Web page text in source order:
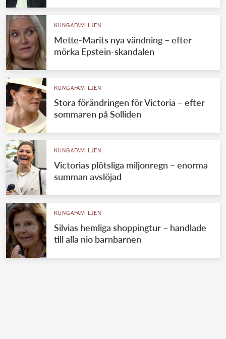
KUNGAFAMILJEN
Mette-Marits nya vändning – efter
mörka Epstein-skandalen
KUNGAFAMILJEN
Stora förändringen för Victoria – efter
sommaren på Solliden
KUNGAFAMILJEN
Victorias plötsliga miljonregn – enorma
summan avslöjad
KUNGAFAMILJEN
Silvias hemliga shoppingtur – handlade
till alla nio barnbarnen